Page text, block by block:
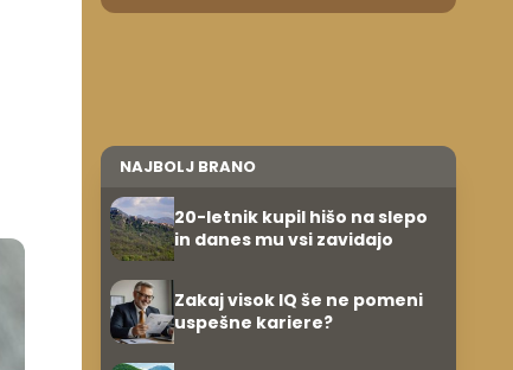
NAJBOLJ BRANO
20-letnik kupil hišo na slepo
in danes mu vsi zavidajo
Zakaj visok IQ še ne pomeni
uspešne kariere?